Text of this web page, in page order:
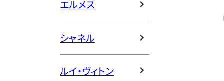
エルメス
シャネル
ルイ・ヴィトン